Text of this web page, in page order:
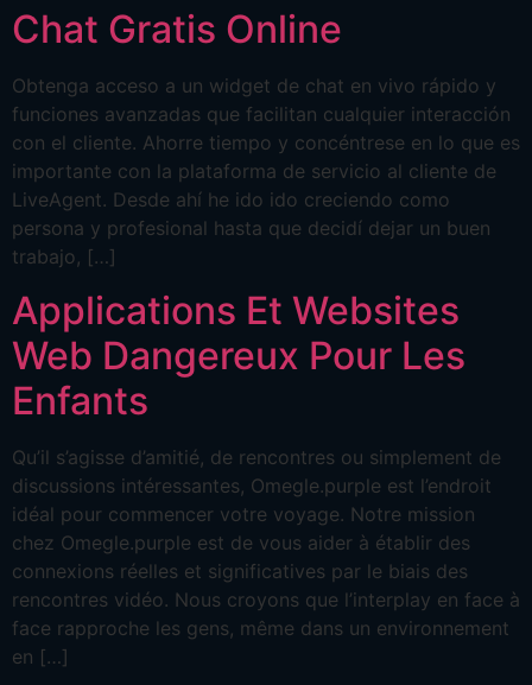
Chat Gratis Online
Obtenga acceso a un widget de chat en vivo rápido y
funciones avanzadas que facilitan cualquier interacción
con el cliente. Ahorre tiempo y concéntrese en lo que es
importante con la plataforma de servicio al cliente de
LiveAgent. Desde ahí he ido ido creciendo como
persona y profesional hasta que decidí dejar un buen
trabajo, […]
Applications Et Websites
Web Dangereux Pour Les
Enfants
Qu’il s’agisse d’amitié, de rencontres ou simplement de
discussions intéressantes, Omegle.purple est l’endroit
idéal pour commencer votre voyage. Notre mission
chez Omegle.purple est de vous aider à établir des
connexions réelles et significatives par le biais des
rencontres vidéo. Nous croyons que l’interplay en face à
face rapproche les gens, même dans un environnement
en […]